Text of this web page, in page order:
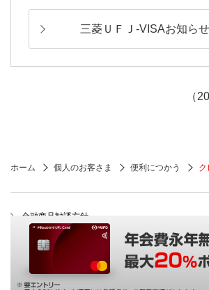
三菱ＵＦＪ-VISAお知ら
（
ホーム 個人のお客さま 便利につかう ク
金融商品勧誘方針
投資信託・保険等のお取り扱い
お客さまの個人情報保護について
法人等のお客さまの情報について
本サイトのご利用にあたって